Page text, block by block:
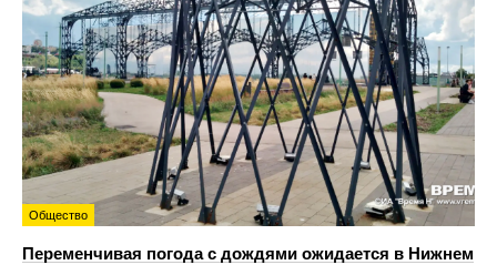
Общество
Переменчивая погода с дождями ожидается в Нижнем